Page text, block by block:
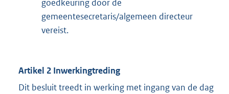
goedkeuring door de
gemeentesecretaris/algemeen directeur
vereist.
Artikel 2 Inwerkingtreding
Dit besluit treedt in werking met ingang van de dag